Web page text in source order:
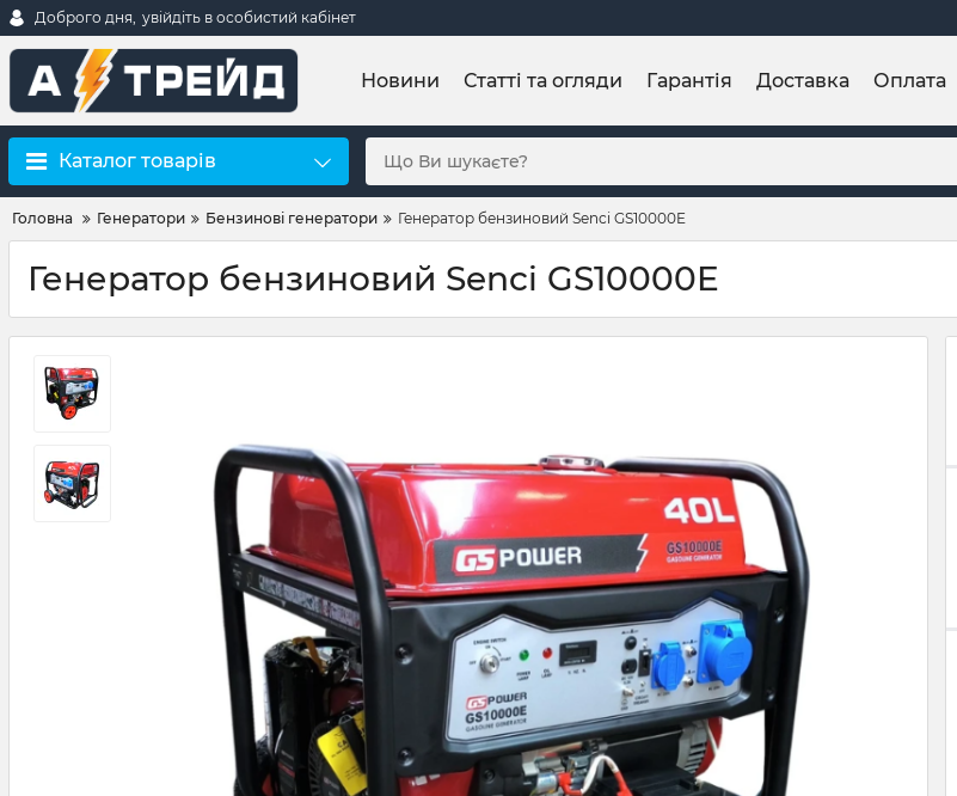
Доброго дня, увійдіть в особистий кабінет
Новини Статті та огляди Гарантія Доставка Оплата
Каталог товарів
Головна Генератори Бензинові генератори Генератор бензиновий Senci GS10000E
Генератор бензиновий Senci GS10000E